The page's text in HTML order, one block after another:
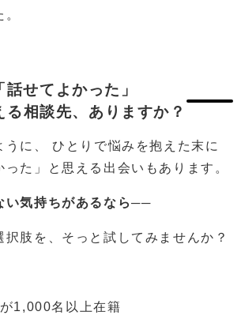
話せてよかった」
る相談先、ありますか？
うに、 ひとりで悩みを抱えた末に
った」と思える出会いもあります。
い気持ちがあるなら──
択肢を、そっと試してみませんか？
1,000名以上在籍